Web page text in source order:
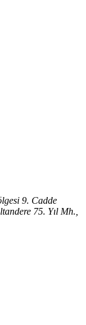
9. Cadde
75. Yıl Mh.,